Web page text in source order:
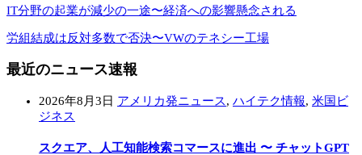
IT分野の起業が減少の一途〜経済への影響懸念される
労組結成は反対多数で否決〜VWのテネシー工場
最近のニュース速報
2026年8月3日 アメリカ発ニュース, ハイテク情報, 米国ビ
ジネス
スクエア、人工知能検索コマースに進出 〜 チャットGPT